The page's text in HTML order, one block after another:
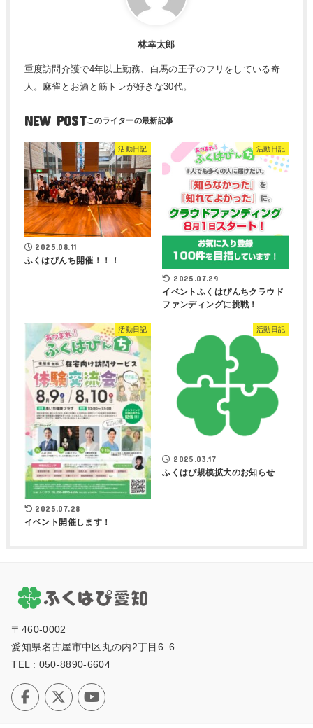
林幸太郎
重度訪問介護で4年以上勤務、白馬の王子のフリをしている奇
人。麻雀とお酒と筋トレが好きな30代。
NEW POST
活動日記
2025.08.11
ふくはぴんち開催！！！
活動日記
2025.07.29
イベントふくはぴんちクラウド
ファンディングに挑戦！
活動日記
2025.07.28
イベント開催します！
活動日記
2025.03.17
ふくはぴ規模拡大のお知らせ
〒460-0002
愛知県名古屋市中区丸の内2丁⽬6−6
TEL : 050-8890-6604